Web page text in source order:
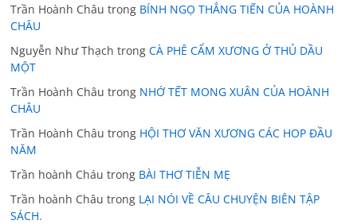
Trần Hoành Châu trong BÍNH NGỌ THẲNG TIẾN CỦA HOÀNH
CHÂU
Nguyễn Như Thạch trongCÀ PHÊ CẨM XƯƠNG Ở THỦ DẦU
MỘT
Trần Hoành Châu trong NHỚ TẾT MONG XUÂN CỦA HOÀNH
CHÂU
Trần Hoành Châu trong HỘI THƠ VĂN XƯƠNG CÁC HOP ĐẦU
NĂM
Trần hoành Cháu trong BÀI THƠ TIỄN MẸ
Trần hoành Châu trong LẠI NÓI VỀ CÂU CHUYỆN BIÊN TẬP
SÁCH.